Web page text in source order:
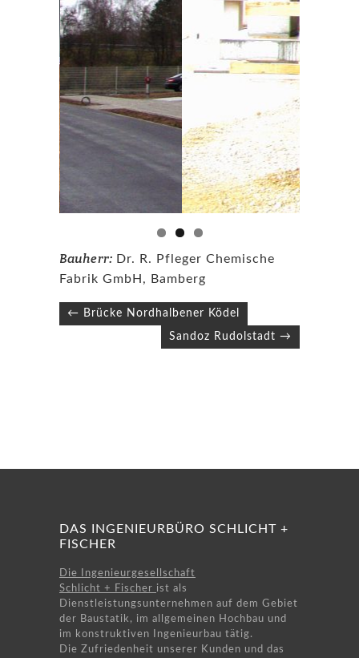
Bauherr:Dr. R. Pfleger Chemische
Fabrik GmbH, Bamberg
Beitragsnavigation
← Brücke Nordhalbener Ködel
Sandoz Rudolstadt →
DAS INGENIEURBÜRO SCHLICHT +
FISCHER
Die Ingenieurgesellschaft
Schlicht + Fischer ist als
Dienstleistungsunternehmen auf dem Gebiet
der Baustatik, im allgemeinen Hochbau und
im konstruktiven Ingenieurbau tätig.
Die Zufriedenheit unserer Kunden und das